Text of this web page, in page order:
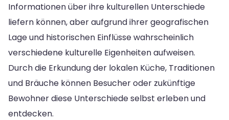
Informationen über ihre kulturellen Unterschiede
liefern können, aber aufgrund ihrer geografischen
Lage und historischen Einflüsse wahrscheinlich
verschiedene kulturelle Eigenheiten aufweisen.
Durch die Erkundung der lokalen Küche, Traditionen
und Bräuche können Besucher oder zukünftige
Bewohner diese Unterschiede selbst erleben und
entdecken.